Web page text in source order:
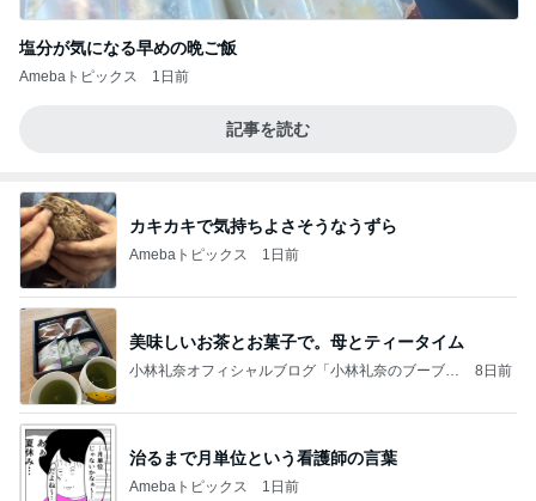
塩分が気になる早めの晩ご飯
Amebaトピックス 1日前
記事を読む
カキカキで気持ちよさそうなうずら
Amebaトピックス 1日前
美味しいお茶とお菓子で。母とティータイム
小林礼奈オフィシャルブログ「小林礼奈のブーブー
8日前
治るまで月単位という看護師の言葉
Amebaトピックス 1日前